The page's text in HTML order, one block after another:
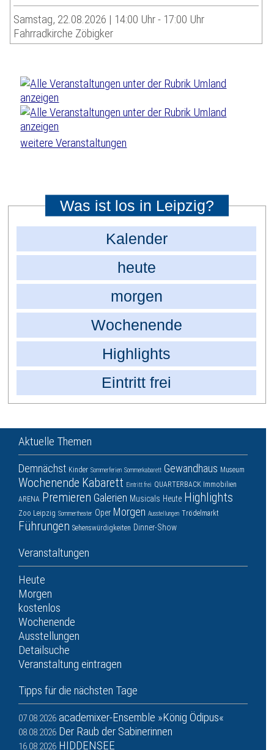
Samstag, 22.08.2026 | 14:00 Uhr - 17:00 Uhr
Fahrradkirche Zöbigker
weitere Veranstaltungen
Was ist los in Leipzig?
Kalender
heute
morgen
Wochenende
Highlights
Eintritt frei
Aktuelle Themen
Demnächst Kinder Sommerferien Sommerkabarett Gewandhaus Museum
Wochenende Kabarett Eintritt frei QUARTERBACK Immobilien
ARENA Premieren Galerien Musicals Heute Highlights
Zoo Leipzig Sommertheater Oper Morgen Ausstellungen Trödelmarkt
Führungen Sehenswürdigkeiten Dinner-Show
Veranstaltungen
Heute
Morgen
kostenlos
Wochenende
Ausstellungen
Detailsuche
Veranstaltung eintragen
Tipps für die nächsten Tage
07.08.2026 academixer-Ensemble »König Ödipus«
08.08.2026 Der Raub der Sabinerinnen
16.08.2026 HIDDENSEE